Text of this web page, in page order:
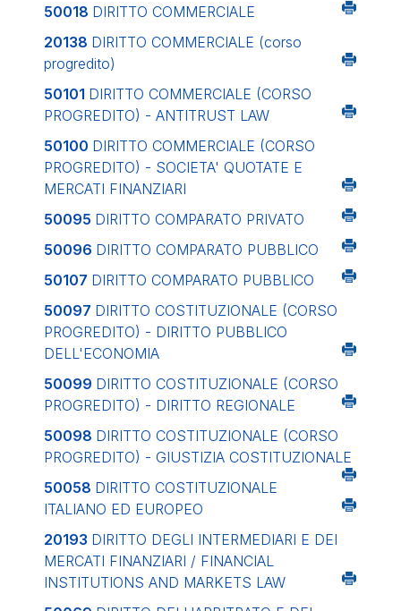
50018 DIRITTO COMMERCIALE
20138 DIRITTO COMMERCIALE (corso
progredito)
50101 DIRITTO COMMERCIALE (CORSO
PROGREDITO) - ANTITRUST LAW
50100 DIRITTO COMMERCIALE (CORSO
PROGREDITO) - SOCIETA' QUOTATE E
MERCATI FINANZIARI
50095 DIRITTO COMPARATO PRIVATO
50096 DIRITTO COMPARATO PUBBLICO
50107 DIRITTO COMPARATO PUBBLICO
50097 DIRITTO COSTITUZIONALE (CORSO
PROGREDITO) - DIRITTO PUBBLICO
DELL'ECONOMIA
50099 DIRITTO COSTITUZIONALE (CORSO
PROGREDITO) - DIRITTO REGIONALE
50098 DIRITTO COSTITUZIONALE (CORSO
PROGREDITO) - GIUSTIZIA COSTITUZIONALE
50058 DIRITTO COSTITUZIONALE
ITALIANO ED EUROPEO
20193 DIRITTO DEGLI INTERMEDIARI E DEI
MERCATI FINANZIARI / FINANCIAL
INSTITUTIONS AND MARKETS LAW